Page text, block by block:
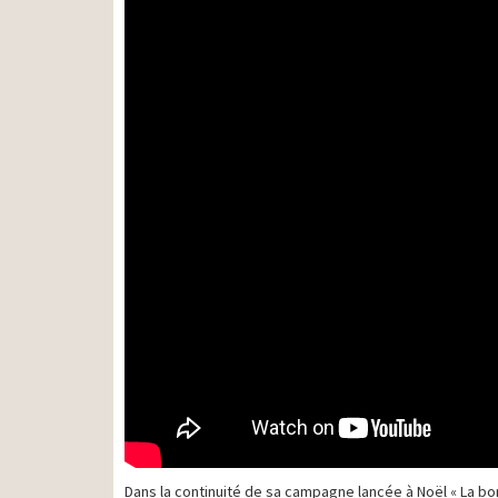
Dans la continuité de sa campagne lancée à Noël « La